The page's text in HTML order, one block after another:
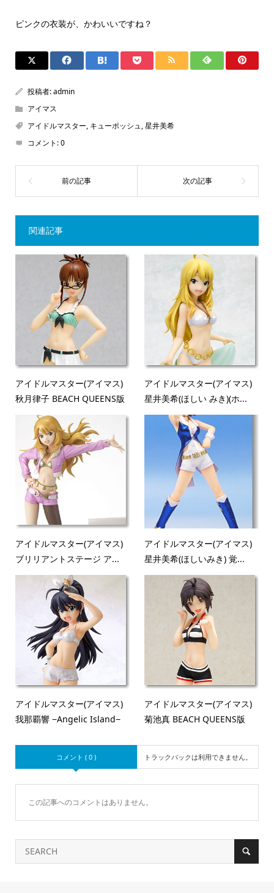
ピンクの衣装が、かわいいですね？
投稿者:admin
アイマス
アイドルマスター, キューポッシュ,星井美希
コメント:0
関連記事
アイドルマスター(アイマス)
秋月律子 BEACH QUEENS版
アイドルマスター(アイマス)
星井美希(ほしい みき)(ホ...
アイドルマスター(アイマス)
ブリリアントステージ ア...
アイドルマスター(アイマス)
星井美希(ほしいみき) 覚...
アイドルマスター(アイマス)
我那覇響 −Angelic Island−
アイドルマスター(アイマス)
菊池真 BEACH QUEENS版
コメント ( 0 ) トラックバックは利用できません。
この記事へのコメントはありません。